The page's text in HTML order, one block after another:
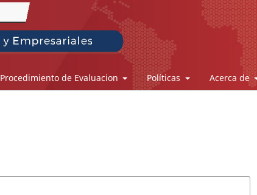
Procedimiento de Evaluacion Políticas Acerca de